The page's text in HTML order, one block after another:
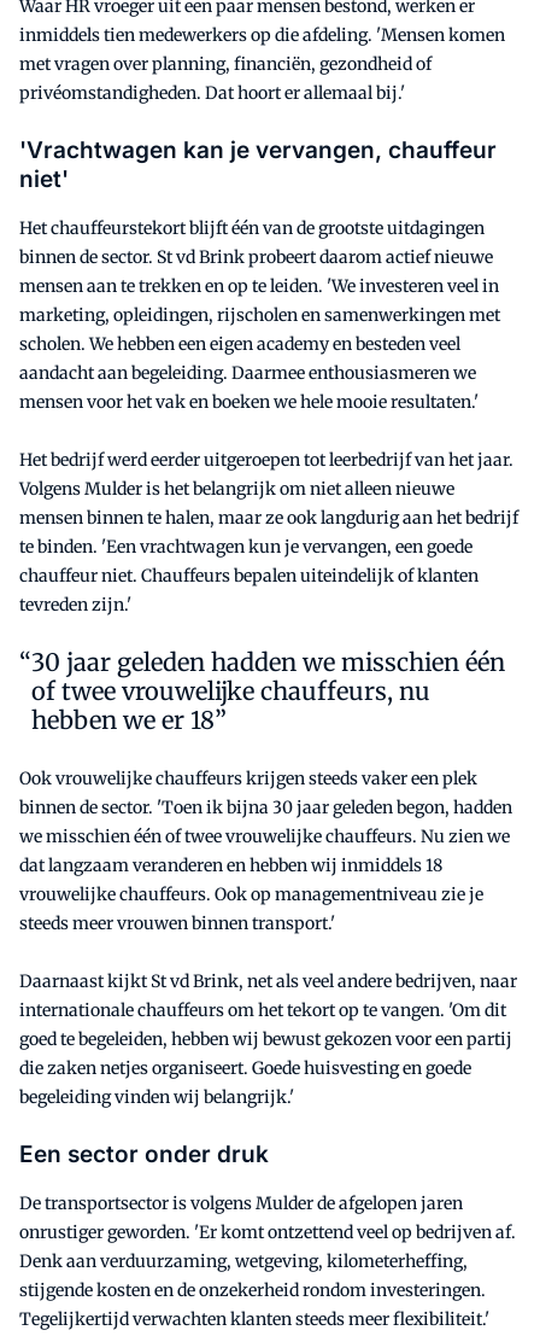
Waar HR vroeger uit een paar mensen bestond, werken er
inmiddels tien medewerkers op die afdeling. 'Mensen komen
met vragen over planning, financiën, gezondheid of
privéomstandigheden. Dat hoort er allemaal bij.'
'Vrachtwagen kan je vervangen, chauffeur
niet'
Het chauffeurstekort blijft één van de grootste uitdagingen
binnen de sector. St vd Brink probeert daarom actief nieuwe
mensen aan te trekken en op te leiden. 'We investeren veel in
marketing, opleidingen, rijscholen en samenwerkingen met
scholen. We hebben een eigen academy en besteden veel
aandacht aan begeleiding. Daarmee enthousiasmeren we
mensen voor het vak en boeken we hele mooie resultaten.'
Het bedrijf werd eerder uitgeroepen tot leerbedrijf van het jaar.
Volgens Mulder is het belangrijk om niet alleen nieuwe
mensen binnen te halen, maar ze ook langdurig aan het bedrijf
te binden. 'Een vrachtwagen kun je vervangen, een goede
chauffeur niet. Chauffeurs bepalen uiteindelijk of klanten
tevreden zijn.'
30 jaar geleden hadden we misschien één
of twee vrouwelijke chauffeurs, nu
hebben we er 18”
Ook vrouwelijke chauffeurs krijgen steeds vaker een plek
binnen de sector. 'Toen ik bijna 30 jaar geleden begon, hadden
we misschien één of twee vrouwelijke chauffeurs. Nu zien we
dat langzaam veranderen en hebben wij inmiddels 18
vrouwelijke chauffeurs. Ook op managementniveau zie je
steeds meer vrouwen binnen transport.'
Daarnaast kijkt St vd Brink, net als veel andere bedrijven, naar
internationale chauffeurs om het tekort op te vangen. 'Om dit
goed te begeleiden, hebben wij bewust gekozen voor een partij
die zaken netjes organiseert. Goede huisvesting en goede
begeleiding vinden wij belangrijk.'
Een sector onder druk
De transportsector is volgens Mulder de afgelopen jaren
onrustiger geworden. 'Er komt ontzettend veel op bedrijven af.
Denk aan verduurzaming, wetgeving, kilometerheffing,
stijgende kosten en de onzekerheid rondom investeringen.
Tegelijkertijd verwachten klanten steeds meer flexibiliteit.'